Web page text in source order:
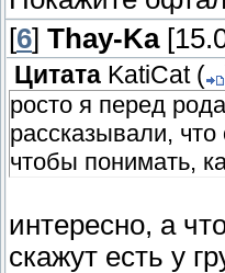
[6] Thay-Ka
Цитата KatiCat(
росто я перед
рассказывали,
чтобы понимать,
интересно, а
скажут есть у